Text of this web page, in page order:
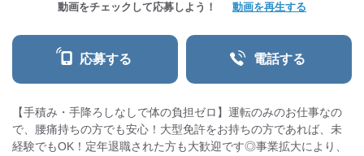
動画をチェックして応募しよう！ 動画を再生する
応募する 電話する
【手積み・手降ろしなしで体の負担ゼロ】運転のみのお仕事なの
で、腰痛持ちの方でも安心！大型免許をお持ちの方であれば、未
経験でもOK！定年退職された方も大歓迎です◎事業拡大により、